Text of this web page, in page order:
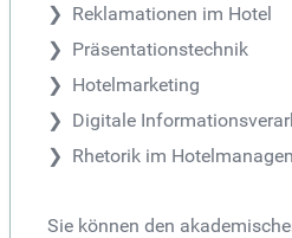
Reklamationen im Hotel
Präsentationstechnik
Hotelmarketing
Digitale
Rhetorik im
Sie können den